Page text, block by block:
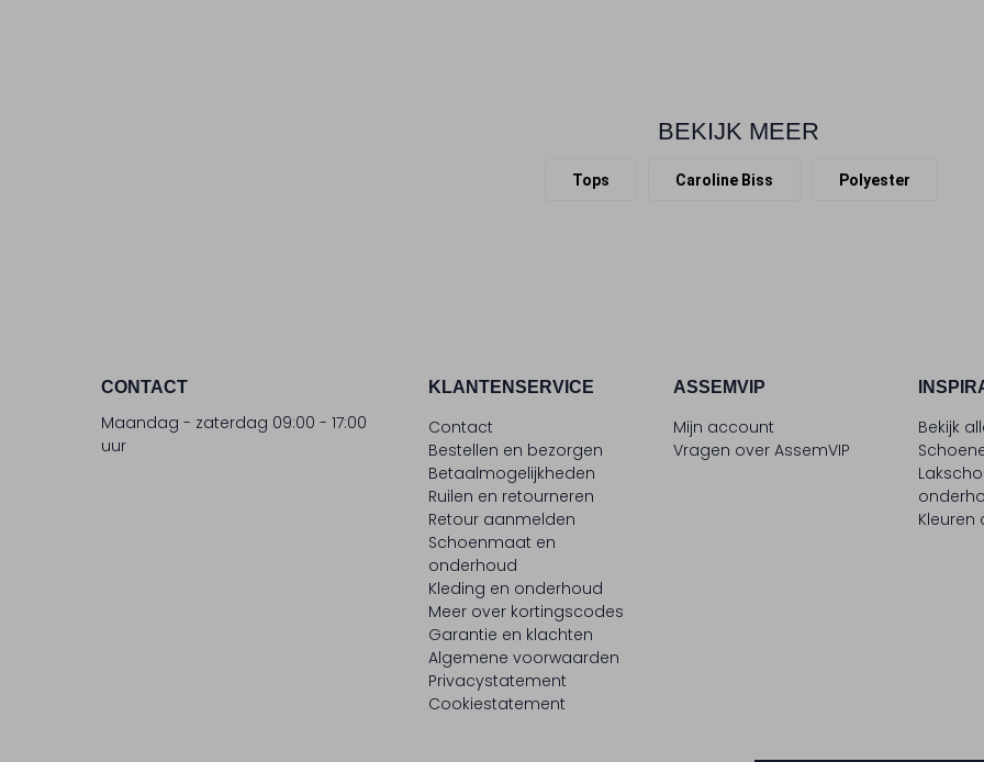
BEKIJK MEER
Tops Caroline Biss Polyester
CONTACT
Maandag - zaterdag 09:00 - 17:00
uur
KLANTENSERVICE
Contact
Bestellen en bezorgen
Betaalmogelijkheden
Ruilen en retourneren
Retour aanmelden
Schoenmaat en
onderhoud
Kleding en onderhoud
Meer over kortingscodes
Garantie en klachten
Algemene voorwaarden
Privacystatement
Cookiestatement
ASSEMVIP
Mijn account
Vragen over AssemVIP
Bekijk